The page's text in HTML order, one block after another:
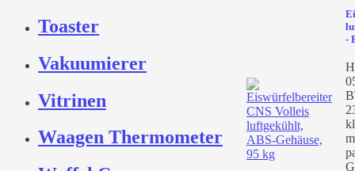
Toaster
Vakuumierer
Vitrinen
Waagen Thermometer
-